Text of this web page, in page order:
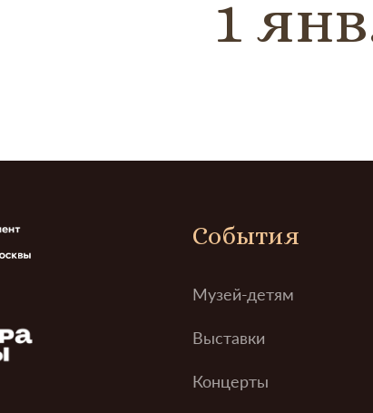
1
События
Музей-детям
Выставки
Концерты